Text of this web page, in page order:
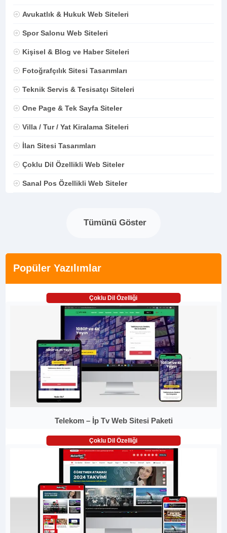
Avukatlık & Hukuk Web Siteleri
Spor Salonu Web Siteleri
Kişisel & Blog ve Haber Siteleri
Fotoğrafçılık Sitesi Tasarımları
Teknik Servis & Tesisatçı Siteleri
One Page & Tek Sayfa Siteler
Villa / Tur / Yat Kiralama Siteleri
İlan Sitesi Tasarımları
Çoklu Dil Özellikli Web Siteler
Sanal Pos Özellikli Web Siteler
Tümünü Göster
Popüler Yazılımlar
Çoklu Dil Özelliği
Telekom – İp Tv Web Sitesi Paketi
Çoklu Dil Özelliği